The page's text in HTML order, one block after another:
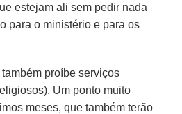
estejam ali sem pedir nada
para o ministério e para os
também proíbe serviços
Um ponto muito
meses, que também terão